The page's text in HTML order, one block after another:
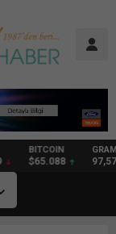
BITCOIN
$65.088 97,57